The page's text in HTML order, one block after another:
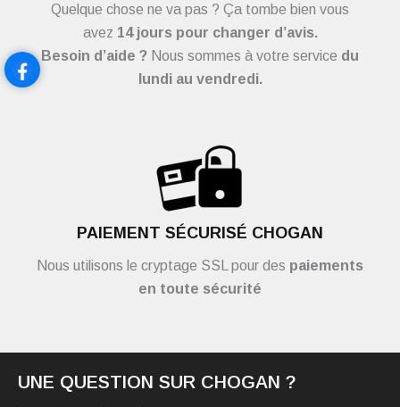
Quelque chose ne va pas ? Ça tombe bien vous
avez 14 jours pour changer d’avis.
Besoin d’aide ? Nous sommes à votre service du
lundi au vendredi.
PAIEMENT SÉCURISÉ CHOGAN
Nous utilisons le cryptage SSL pour des paiements
en toute sécurité
UNE QUESTION SUR CHOGAN ?